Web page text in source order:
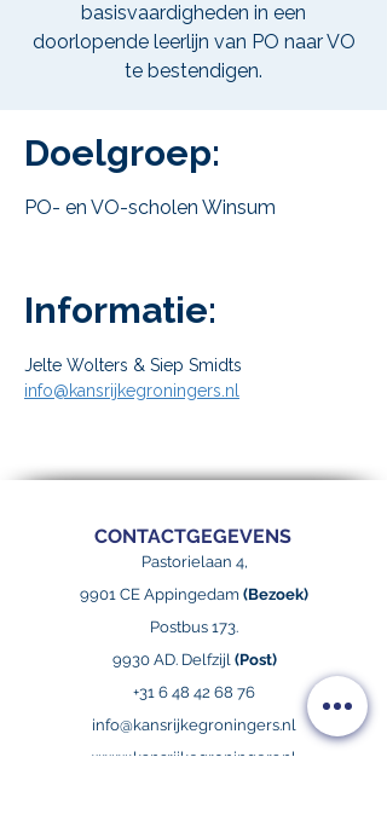
basisvaardigheden in een
doorlopende leerlijn van PO naar VO
te bestendigen.
Doelgroep:
PO- en VO-scholen Winsum
Informatie:
Jelte Wolters & Siep Smidts
info@kansrijkegroningers.nl
CONTACTGEGEVENS
Pastorielaan 4,
9901 CE Appingedam (Bezoek)
Postbus 173.
9930 AD. Delfzijl (Post)
+31 6 48 42 68 76
info@kansrijkegroningers.nl
www.kansrijkegroningers.nl